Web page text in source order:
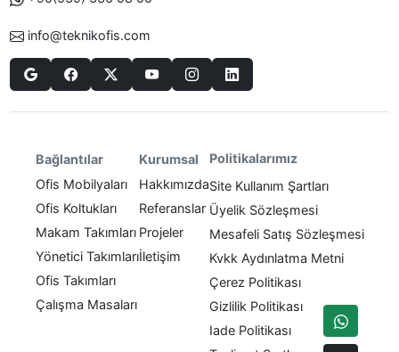
info@teknikofis.com
Bağlantılar
Ofis Mobilyaları
Ofis Koltukları
Makam Takımları
Yönetici Takımları
Ofis Takımları
Çalışma Masaları
Kurumsal
Hakkımızda
Referanslar
Projeler
İletişim
Politikalarımız
Site Kullanım Şartları
Üyelik Sözleşmesi
Mesafeli Satış Sözleşmesi
Kvkk Aydınlatma Metni
Çerez Politikası
Gizlilik Politikası
Iade Politikası